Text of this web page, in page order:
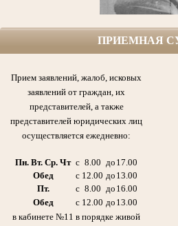
Галиуллин Сибгатулла
Участник Великой
Дед Абдрашитовой Мусфиры Габдулловны -
Участвовал в сражении на Курской
Медалью «За победу над Германией в Великой
ПРИЕМНАЯ
Прием заявлений, жалоб, исковых
заявлений от граждан, их
представителей, а также
представителей юридических лиц
осуществляется ежедневно:
Пн. Вт. Ср. Чт с 8.00 до 17.00
Обед
с 12.00 до 13.00
Пт.
с 8.00 до 16.00
Обед
с 12.00 до 13.00
в кабинете №11 в порядке живой